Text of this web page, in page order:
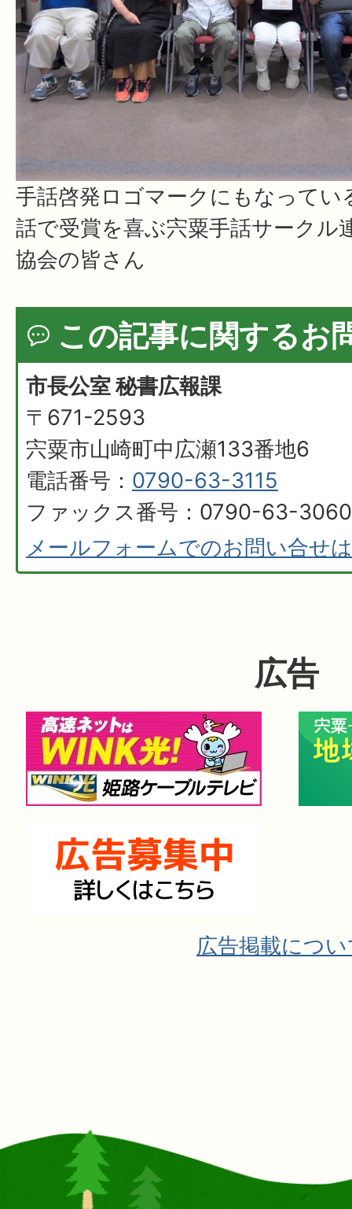
手話啓発ロゴマークにもなってい
話で受賞を喜ぶ宍粟手話サークル
協会の皆さん
この記事に関するお
市長公室 秘書広報課
〒671-2593
宍粟市山崎町中広瀬133番地6
電話番号： 0790-63-3115
ファックス番号：0790-63-3060
メールフォームでのお問い合せ
広告
広告掲載につ